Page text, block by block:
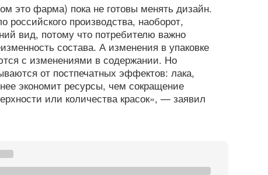
это фарма) пока не готовы менять дизайн.
российского производства, наоборот,
вид, потому что потребителю важно
состава. А изменения в упаковке
с изменениями в содержании. Но
от постпечатных эффектов: лака,
экономит ресурсы, чем сокращение
или количества красок», — заявил